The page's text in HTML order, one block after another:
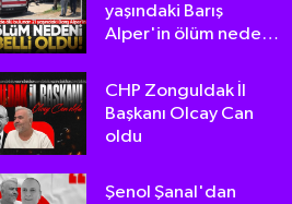
yaşındaki Barış
Alper'in ölüm nedeni
CHP Zonguldak İl
Başkanı Olcay Can
oldu
Şenol Şanal'dan